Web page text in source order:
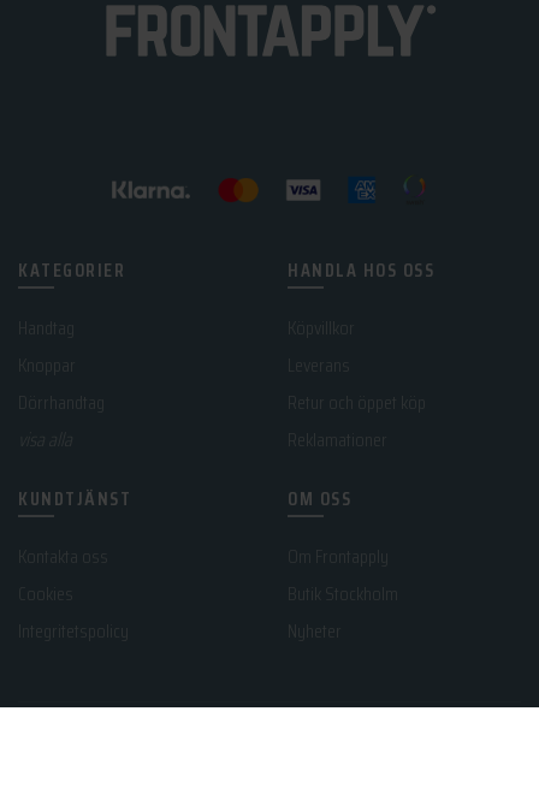
KATEGORIER
Handtag
Dörrhandtag
HANDLA HOS OSS
Retur och öppet köp
Reklamationer
KUNDTJÄNST
Kontakta oss
Integritetspolicy
OM OSS
Om Frontapply
Butik Stockholm
Nyheter